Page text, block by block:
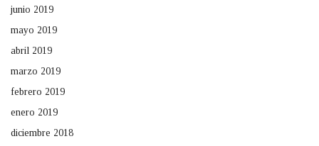
junio 2019
mayo 2019
abril 2019
marzo 2019
febrero 2019
enero 2019
diciembre 2018